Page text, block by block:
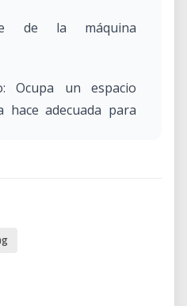
de la máquina
Ocupa un espacio
adecuada para
de todos los
una amplia gama de